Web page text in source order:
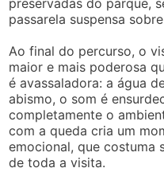
preservadas do parque,
passarela suspensa
Ao final do percurso, o
maior e mais poderosa
é avassaladora: a água
abismo, o som é
completamente o
com a queda cria um
emocional, que costuma
de toda a visita.